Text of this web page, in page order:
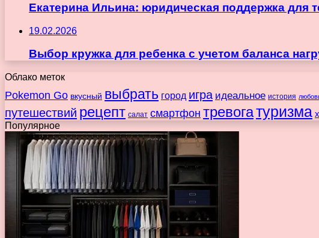
Екатерина Ильина: юридическая поддержка для
19.02.2026
Выбор кружка для ребенка с учетом баланса
Облако меток
Pokemon Go вкусный выбрать город игра идеальное история
путешествий рецепт салат смартфон тревогатуризма
Популярное